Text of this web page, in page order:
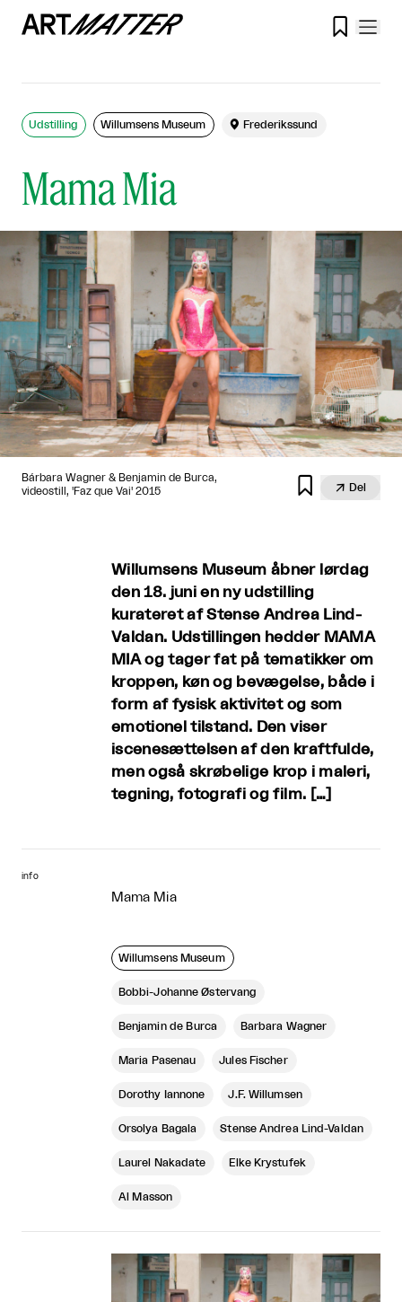

Mama Mia
Udstilling Willumsens Museum  Frederikssund
Bárbara Wagner & Benjamin de Burca,
videostill, 'Faz que Vai' 2015
  Del
Willumsens Museum åbner lørdag
den 18. juni en ny udstilling
kurateret af Stense Andrea Lind-
Valdan. Udstillingen hedder MAMA
MIA og tager fat på tematikker om
kroppen, køn og bevægelse, både i
form af fysisk aktivitet og som
emotionel tilstand. Den viser
iscenesættelsen af den kraftfulde,
men også skrøbelige krop i maleri,
tegning, fotografi og film. […]
info
Mama Mia
Willumsens Museum
Bobbi-Johanne Østervang
Benjamin de Burca Barbara Wagner
Maria Pasenau Jules Fischer
Dorothy Iannone J.F. Willumsen
Orsolya Bagala Stense Andrea Lind-Valdan
Laurel Nakadate Elke Krystufek
Al Masson